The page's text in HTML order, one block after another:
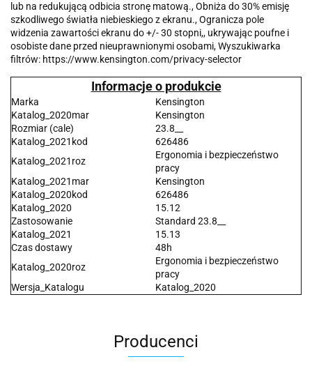
lub na redukującą odbicia stronę matową., Obniża do 30% emisję
szkodliwego światła niebieskiego z ekranu., Ogranicza pole
widzenia zawartości ekranu do +/- 30 stopni,, ukrywając poufne i
osobiste dane przed nieuprawnionymi osobami, Wyszukiwarka
filtrów: https://www.kensington.com/privacy-selector
Informacje o produkcie
Marka
Kensington
Katalog_2020mar
Kensington
Rozmiar (cale)
23.8__
Katalog_2021kod
626486
Katalog_2021roz
Ergonomia i bezpieczeństwo
pracy
Katalog_2021mar
Kensington
Katalog_2020kod
626486
Katalog_2020
15.12
Zastosowanie
Standard 23.8__
Katalog_2021
15.13
Czas dostawy
48h
Katalog_2020roz
Ergonomia i bezpieczeństwo
pracy
Wersja_Katalogu
Katalog_2020
Producenci